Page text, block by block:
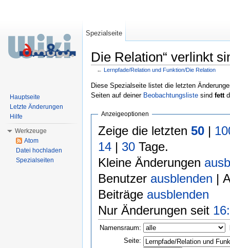
Die Relation“ verlinkt
← Lernpfade/Relation und Funktion/Die Relation
Diese Spezialseite listet die letzten
Seiten auf deiner Beobachtungsliste sind fett
Anzeigeoptionen
Zeige die letzten 50|
14| 30Tage.
Kleine Änderungen
Benutzer ausblenden |
Beiträge ausblenden
Nur Änderungen seit
Namensraum:
Seite:
Spezialseite
Hauptseite
Letzte Änderungen
Hilfe
Werkzeuge
Atom
Datei hochladen
Spezialseiten